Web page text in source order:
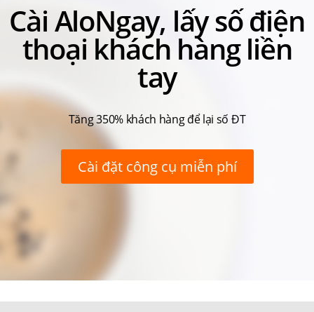
Cài AloNgay, lấy số điện
thoại khách hàng liền
tay
Tăng 350% khách hàng để lại số ĐT
Cài đặt công cụ miễn phí